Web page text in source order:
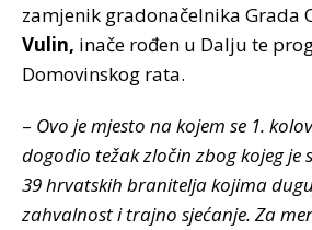
zamjenik gradonačelnika Grada
Vulin, inače rođen u Dalju te
Domovinskog rata.
– Ovo je mjesto na kojem se 1.
dogodio težak zločin zbog kojeg je
39 hrvatskih branitelja kojima
zahvalnost i trajno sjećanje. Za